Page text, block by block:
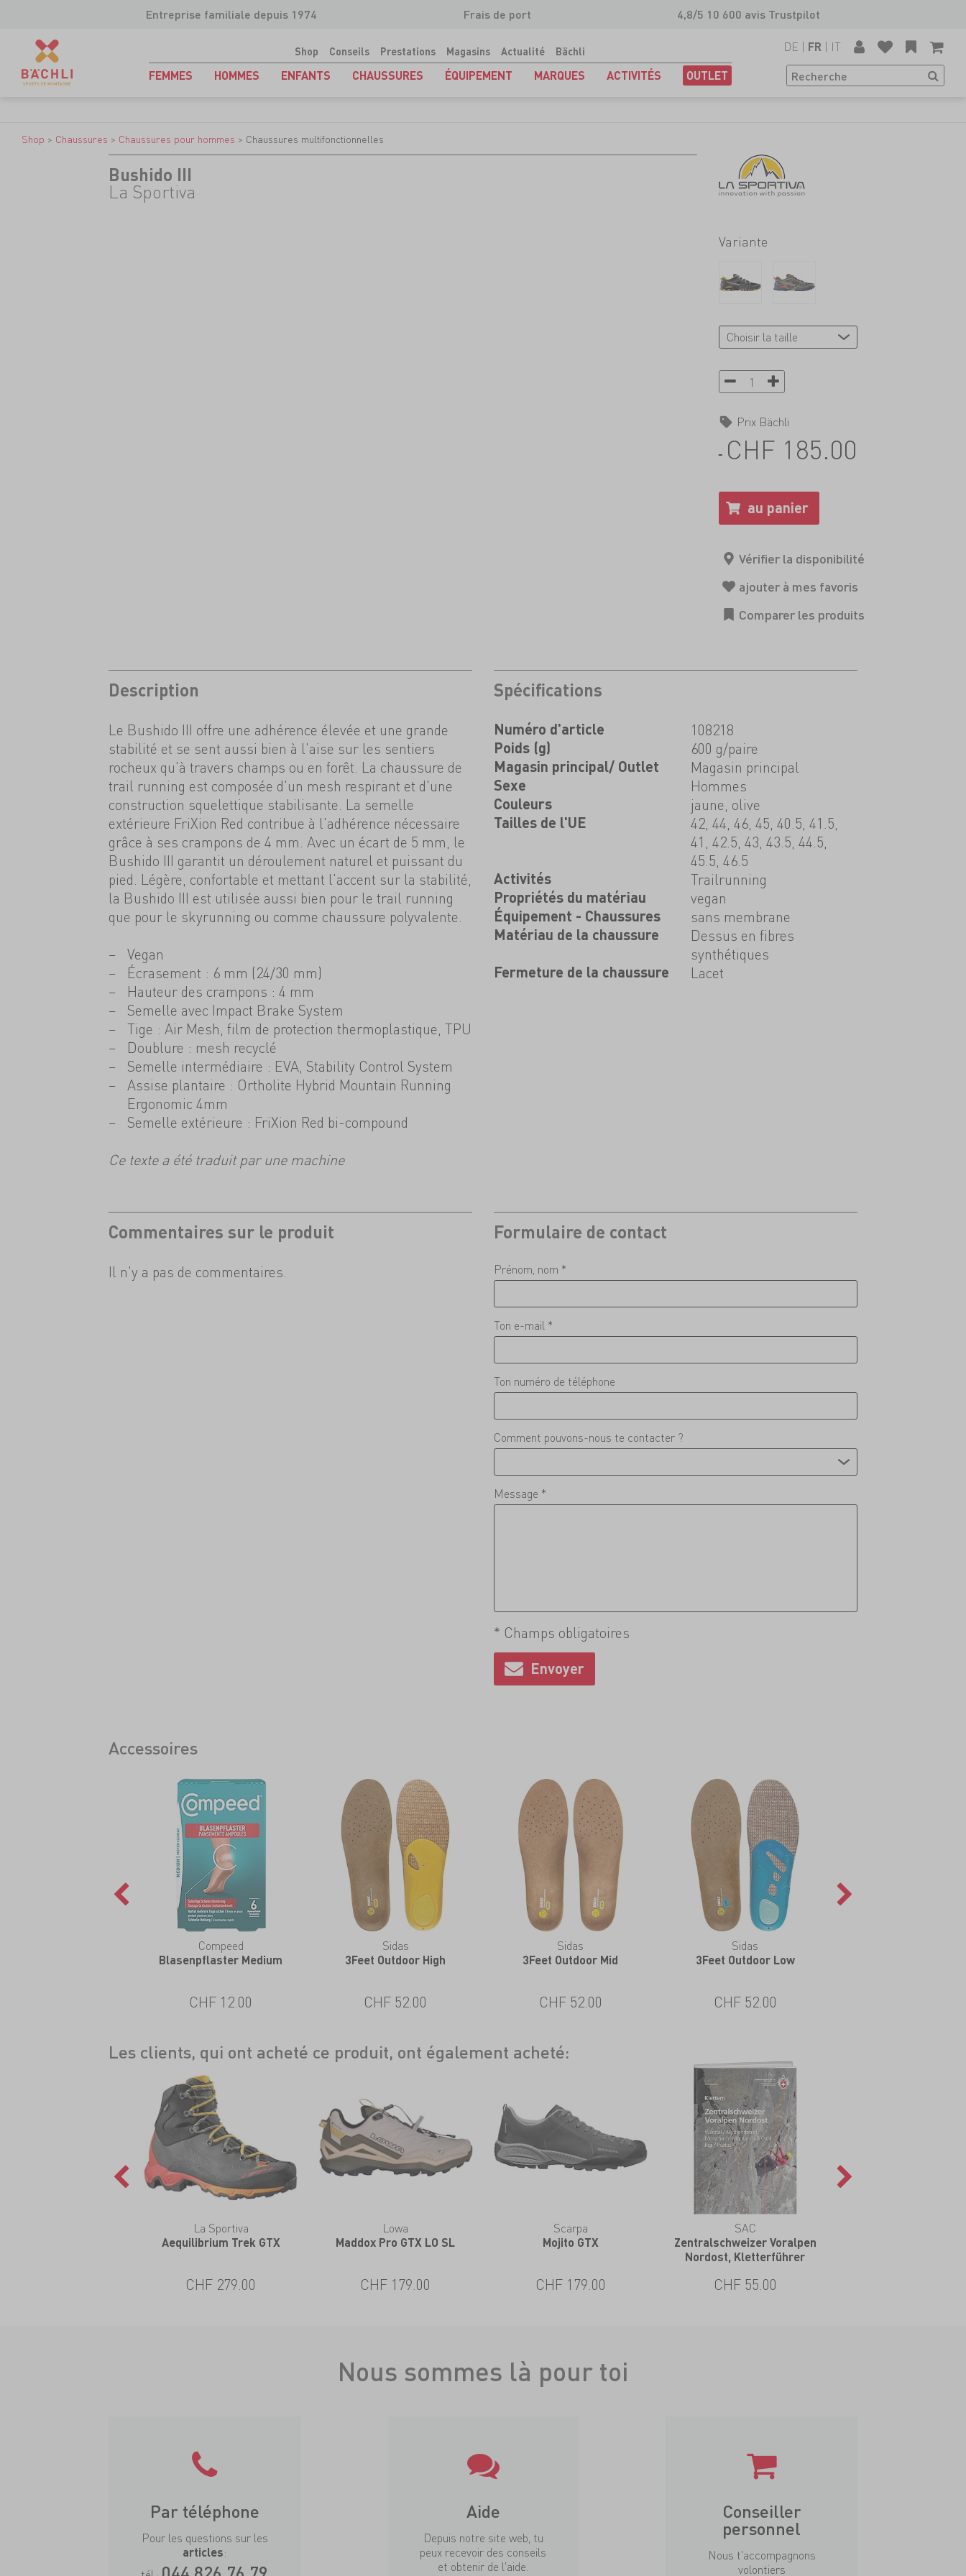
Entreprise familiale depuis 1974 Frais de port 4,8/5 10 600 avis Trustpilot
Shop Conseils Prestations Magasins Actualité Bächli
FEMMES HOMMES ENFANTS CHAUSSURES ÉQUIPEMENT MARQUES ACTIVITÉS OUTLET
DE | FR | IT
Shop > Chaussures > Chaussures pour hommes > Chaussures multifonctionnelles
Bushido III
La Sportiva
Variante
Prix Bächli
CHF 185.00
Description
Le Bushido III offre une adhérence élevée et une grande
stabilité et se sent aussi bien à l'aise sur les sentiers
rocheux qu'à travers champs ou en forêt. La chaussure de
trail running est composée d'un mesh respirant et d'une
construction squelettique stabilisante. La semelle
extérieure FriXion Red contribue à l'adhérence nécessaire
grâce à ses crampons de 4 mm. Avec un écart de 5 mm, le
Bushido III garantit un déroulement naturel et puissant du
pied. Légère, confortable et mettant l'accent sur la stabilité,
la Bushido III est utilisée aussi bien pour le trail running
que pour le skyrunning ou comme chaussure polyvalente.
Vegan
Écrasement : 6 mm (24/30 mm)
Hauteur des crampons : 4 mm
Semelle avec Impact Brake System
Tige : Air Mesh, film de protection thermoplastique, TPU
Doublure : mesh recyclé
Semelle intermédiaire : EVA, Stability Control System
Assise plantaire : Ortholite Hybrid Mountain Running
Ergonomic 4mm
Semelle extérieure : FriXion Red bi-compound
Ce texte a été traduit par une machine
Spécifications
Numéro d'article 108218
Poids (g) 600 g/paire
Magasin principal/ Outlet Magasin principal
Sexe Hommes
Couleurs jaune, olive
Tailles de l'UE
42, 44, 46, 45, 40.5, 41.5,
41, 42.5, 43, 43.5, 44.5,
45.5, 46.5
Activités Trailrunning
Propriétés du matériau vegan
Équipement - Chaussures sans membrane
Matériau de la chaussure
Dessus en fibres
synthétiques
Fermeture de la chaussure Lacet
Commentaires sur le produit
Il n'y a pas de commentaires.
Formulaire de contact
Prénom, nom *
Ton e-mail *
Ton numéro de téléphone
Comment pouvons-nous te contacter ?
Message *
* Champs obligatoires
Accessoires
Compeed
Blasenpflaster Medium
CHF 12.00
Sidas
3Feet Outdoor High
CHF 52.00
Sidas
3Feet Outdoor Mid
CHF 52.00
Sidas
3Feet Outdoor Low
CHF 52.00
Les clients, qui ont acheté ce produit, ont également acheté:
La Sportiva
Aequilibrium Trek GTX
CHF 279.00
Lowa
Maddox Pro GTX LO SL
CHF 179.00
Scarpa
Mojito GTX
CHF 179.00
SAC
Zentralschweizer Voralpen
Nordost, Kletterführer
CHF 55.00
Nous sommes là pour toi
Par téléphone
Pour les questions sur les
articles:
Aide
Depuis notre site web, tu
peux recevoir des conseils
et obtenir de l'aide.
Conseiller
personnel
Nous t'accompagnons
volontiers